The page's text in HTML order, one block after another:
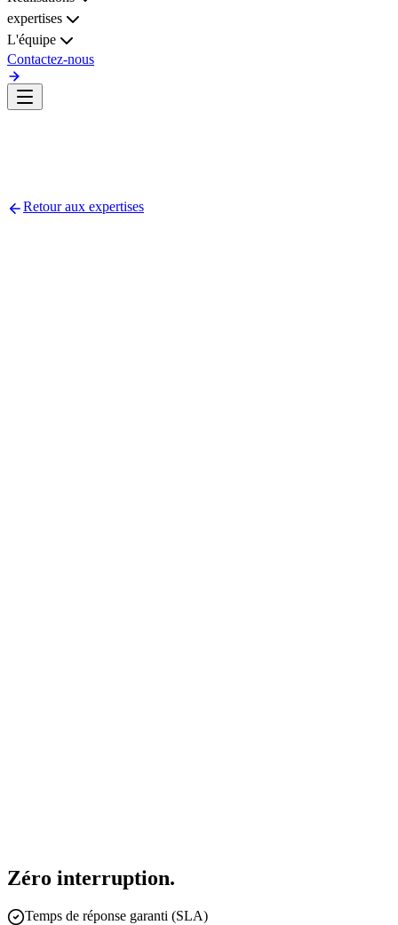
expertises
L'équipe
Contactez-nous
Retour aux expertises
Zéro interruption.
Temps de réponse garanti (SLA)